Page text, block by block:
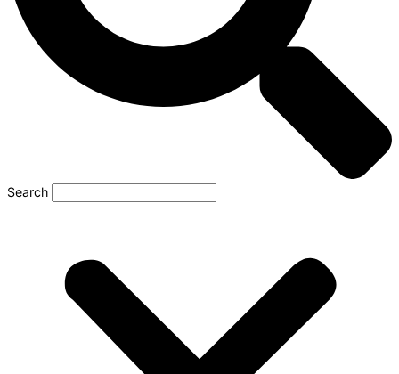
Search